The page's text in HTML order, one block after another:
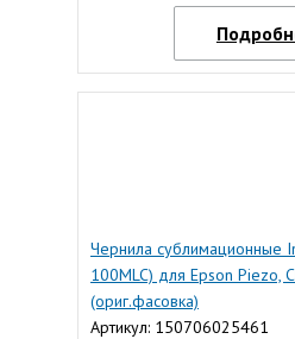
Чернила сублимационные
100MLC) для Epson Piezo,
(ориг.фасовка)
Артикул: 150706025461